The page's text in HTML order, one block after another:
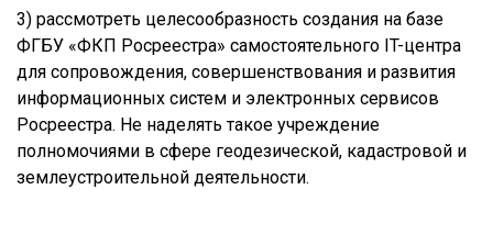
3) рассмотреть целесообразность создания на базе
ФГБУ «ФКП Росреестра» самостоятельного IT-центра
для сопровождения, совершенствования и развития
информационных систем и электронных сервисов
Росреестра. Не наделять такое учреждение
полномочиями в сфере геодезической, кадастровой и
землеустроительной деятельности.